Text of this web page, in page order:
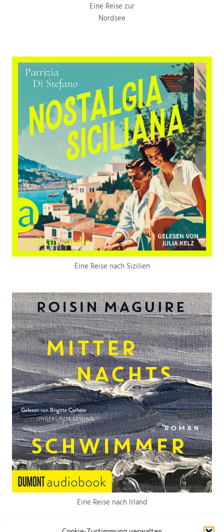
Eine Reise zur
Nordsee
Eine Reise nach Sizilien
Eine Reise nach Irland